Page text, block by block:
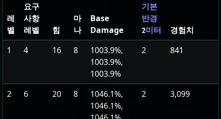
레
벨
요구
사항
레벨
힘
마
나
Base
Damage
기본
반경
2미터
경험치
1
4 16 8
1003.9%,
1003.9%,
1003.9%
2 841
2 6 20 8
1046.1%,
1046.1%,
2 3,099